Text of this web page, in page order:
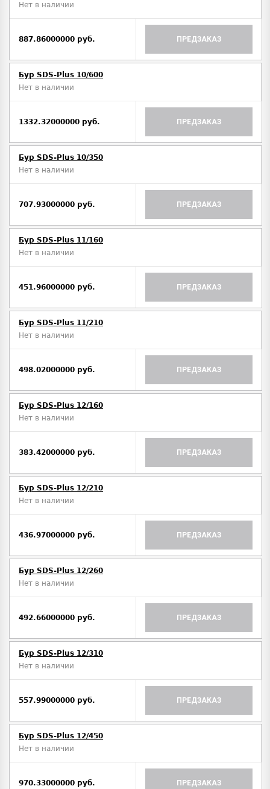
Нет в наличии
887.86000000 руб. ПРЕДЗАКАЗ
Бур SDS-Plus 10/600
Нет в наличии
1332.32000000 руб. ПРЕДЗАКАЗ
Бур SDS-Plus 10/350
Нет в наличии
707.93000000 руб. ПРЕДЗАКАЗ
Бур SDS-Plus 11/160
Нет в наличии
451.96000000 руб. ПРЕДЗАКАЗ
Бур SDS-Plus 11/210
Нет в наличии
498.02000000 руб. ПРЕДЗАКАЗ
Бур SDS-Plus 12/160
Нет в наличии
383.42000000 руб. ПРЕДЗАКАЗ
Бур SDS-Plus 12/210
Нет в наличии
436.97000000 руб. ПРЕДЗАКАЗ
Бур SDS-Plus 12/260
Нет в наличии
492.66000000 руб. ПРЕДЗАКАЗ
Бур SDS-Plus 12/310
Нет в наличии
557.99000000 руб. ПРЕДЗАКАЗ
Бур SDS-Plus 12/450
Нет в наличии
970.33000000 руб. ПРЕДЗАКАЗ